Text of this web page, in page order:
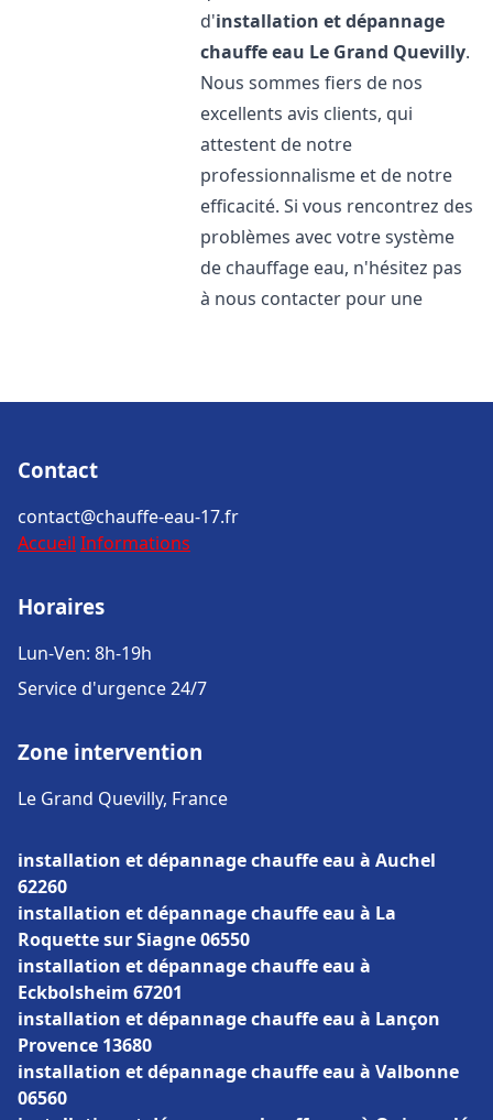
d'installation et dépannage
chauffe eau Le Grand Quevilly.
Nous sommes fiers de nos
excellents avis clients, qui
attestent de notre
professionnalisme et de notre
efficacité. Si vous rencontrez des
problèmes avec votre système
de chauffage eau, n'hésitez pas
à nous contacter pour une
Contact
contact@chauffe-eau-17.fr
Accueil Informations
Horaires
Lun-Ven: 8h-19h
Service d'urgence 24/7
Zone intervention
Le Grand Quevilly, France
installation et dépannage chauffe eau à Auchel
62260
installation et dépannage chauffe eau à La
Roquette sur Siagne 06550
installation et dépannage chauffe eau à
Eckbolsheim 67201
installation et dépannage chauffe eau à Lançon
Provence 13680
installation et dépannage chauffe eau à Valbonne
06560